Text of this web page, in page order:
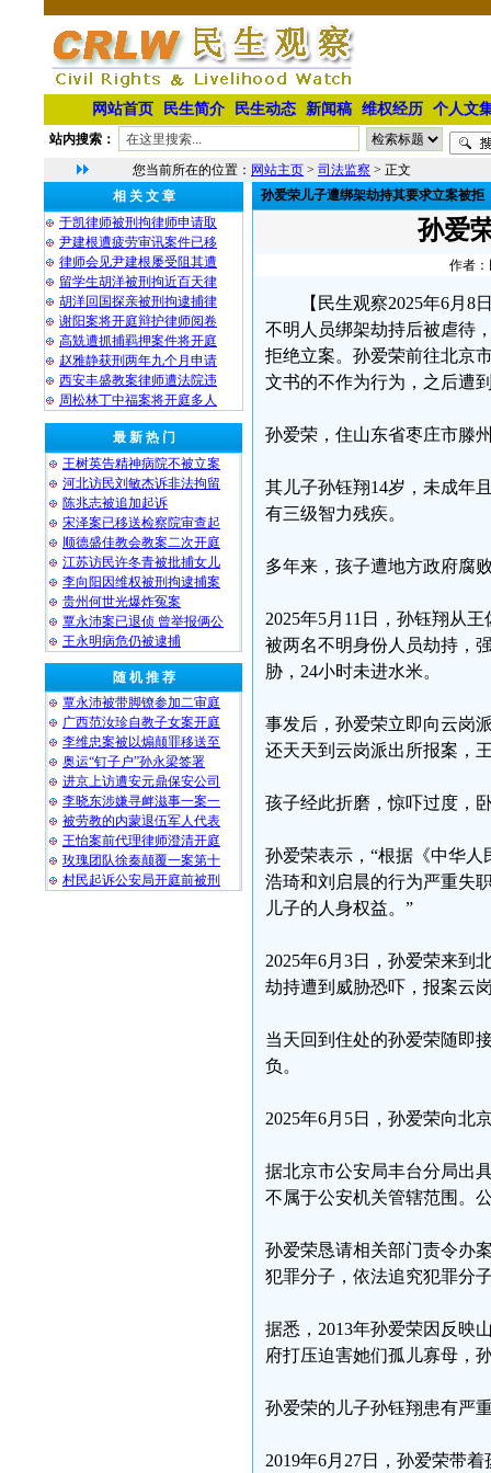
网站首页 民生简介 民生动态 新闻稿 维权经历 个人文
站内搜索：
您当前所在的位置： 网站主页 > 司法监察 > 正文
相 关 文 章
于凯律师被刑拘律师申请取
尹建根遭疲劳审讯案件已移
律师会见尹建根屡受阻其遭
留学生胡洋被刑拘近百天律
胡洋回国探亲被刑拘逮捕律
谢阳案将开庭辩护律师阅卷
高兟遭抓捕羁押案件将开庭
赵雅静获刑两年九个月申请
西安丰盛教案律师遭法院违
周松林丁中福案将开庭多人
最 新 热 门
王树英告精神病院不被立案
河北访民刘敏杰诉非法拘留
陈兆志被追加起诉
宋泽案已移送检察院审查起
顺德盛佳教会教案二次开庭
江苏访民许冬青被批捕女儿
李向阳因维权被刑拘逮捕案
贵州何世光爆炸冤案
覃永沛案已退侦 曾举报俩公
王永明病危仍被逮捕
随 机 推 荐
覃永沛被带脚镣参加二审庭
广西范汝珍自教子女案开庭
李维忠案被以煽颠罪移送至
奥运“钉子户”孙永梁签署
进京上访遭安元鼎保安公司
李晓东涉嫌寻衅滋事一案一
被劳教的内蒙退伍军人代表
王怡案前代理律师澄清开庭
玫瑰团队徐秦颠覆一案第十
村民起诉公安局开庭前被刑
孙爱荣儿子遭绑架劫持其要求立案被拒
孙爱
作者：
【民生观察2025年6月
不明人员绑架劫持后被虐待
拒绝立案。孙爱荣前往北京
文书的不作为行为，之后遭
孙爱荣，住山东省枣庄市滕
其儿子孙钰翔14岁，未成年
有三级智力残疾。
多年来，孩子遭地方政府腐
2025年5月11日，孙钰翔从
被两名不明身份人员劫持，
胁，24小时未进水米。
事发后，孙爱荣立即向云岗
还天天到云岗派出所报案，
孩子经此折磨，惊吓过度，
孙爱荣表示，“根据《中华
浩琦和刘启晨的行为严重失
儿子的人身权益。”
2025年6月3日，孙爱荣来到
劫持遭到威胁恐吓，报案云
当天回到住处的孙爱荣随即
负。
2025年6月5日，孙爱荣向北
据北京市公安局丰台分局出
不属于公安机关管辖范围。
孙爱荣恳请相关部门责令办
犯罪分子，依法追究犯罪分
据悉，2013年孙爱荣因反映
府打压迫害她们孤儿寡母，
孙爱荣的儿子孙钰翔患有严
2019年6月27日，孙爱荣带